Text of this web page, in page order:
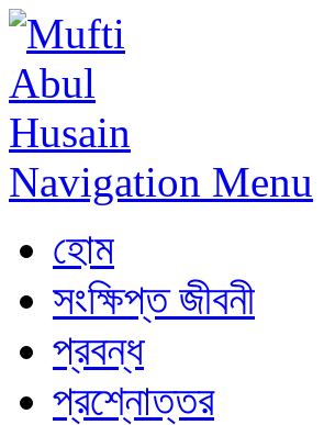
Navigation Menu
হোম
সংক্ষিপ্ত জীবনী
প্রবন্ধ
প্রশ্নোত্তর